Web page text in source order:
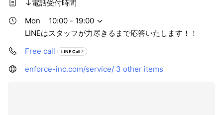
↓電話受付時間
Mon
10:00 - 19:00
LINEはスタッフが力尽きるまで応答いたします！！
Free call
LINE Call
enforce-inc.com/service/ 3 other items